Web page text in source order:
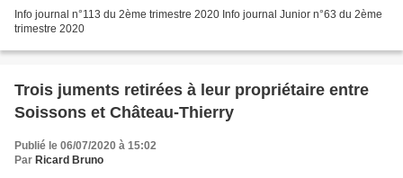
Info journal n°113 du 2ème trimestre 2020 Info journal Junior n°63 du 2ème
trimestre 2020
Trois juments retirées à leur propriétaire entre
Soissons et Château-Thierry
Publié le 06/07/2020 à 15:02
Par Ricard Bruno